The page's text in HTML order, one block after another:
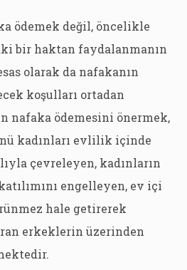
ödemek değil, öncelikle
bir haktan faydalanmanın
olarak da nafakanın
koşulları ortadan
nafaka ödemesini önermek,
kadınları evlilik içinde
çevreleyen, kadınların
engelleyen, ev içi
hale getirerek
erkeklerin üzerinden